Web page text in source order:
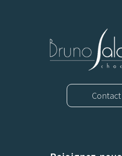
Contact